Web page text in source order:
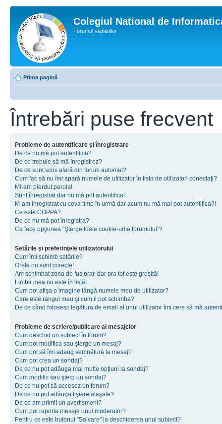
Colegiul National de
Forumul vianistilor
Prima pagină
Întrebări puse frecvent
Probleme de autentificare şi înregistrare
De ce nu mă pot autentifica?
De ce trebuie să mă înregistrez?
De ce sunt scos afară din forum automat?
Cum fac să nu îmi apară numele de utilizator în lista de utilizatori conectaţi?
Mi-am pierdut parola!
Sunt înregistrat dar nu mă pot autentifica!
M-am înregistrat cu ceva timp în urmă dar acum nu mă mai pot autentifica?!
Ce este COPPA?
De ce nu mă pot înregistra?
Ce face opţiunea “Şterge toate cookie-urile forumului”?
Setările şi preferinţele utilizatorului
Cum îmi schimb setările?
Orele nu sunt corecte!
Am schimbat zona de fus orar, dar ora tot este greşită!
Limba mea nu este în listă!
Cum pot afişa o imagine lângă numele meu de utilizator?
Care este rangul meu şi cum il pot schimba?
De ce când folosesc legătura de email al unui utilizator îmi cere să mă
Probleme de scriere/publicare al mesajelor
Cum deschid un subiect în forum?
Cum pot modifica sau şterge un mesaj?
Cum pot să îmi adaug semnătură la mesaj?
Cum pot crea un sondaj?
De ce nu pot adăuga mai multe opţiuni la sondaj?
Cum modific sau şterg un sondaj?
De ce nu pot să accesez un forum?
De ce nu pot adăuga fişiere ataşate?
De ce am primit un avertisment?
Cum pot raporta mesaje unui moderator?
Pentru ce este butonul "Salvare" la deschiderea unui subiect?